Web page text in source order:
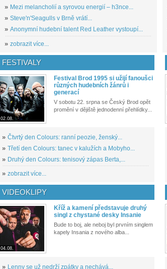
» Mezi melancholií a syrovou energií – h3nce...
» Steve'n'Seagulls v Brně vrátí...
» Anonymní hudební talent Red Leather vystoupí...
» zobrazit více...
FESTIVALY
02.08.
Festival Brod 1995 si užijí fanoušci
různých hudebních žánrů i
generací
V sobotu 22. srpna se Český Brod opět
promění v dějiště jednodenní přehlídky...
» Čtvrtý den Colours: ranní peozie, ženský...
» Třetí den Colours: tanec v kalužích a Mobyho...
» Druhý den Colours: tenisový zápas Berta,...
» zobrazit více...
VIDEOKLIPY
04.08.
Kříž a kamení představuje druhý
singl z chystané desky Insanie
Bude to boj, ale neboj byl prvním singlem
kapely Insania z nového alba...
» Lenny se už nedrží zpátky a nechává...